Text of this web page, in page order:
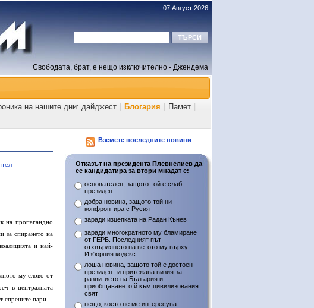
07 Август 2026
Свободата, брат, е нещо изключително - Джендема
на нашите дни: дайджест Блогария Памет
на пропагандно
за спирането на
и най-
му слово от
в централната
спрените пари.
Вземете последните новини
Отказът на президента Плевнелиев да
се кандидатира за втори мнадат е:
основателен, защото той е слаб
президент
добра новина, защото той ни
конфронтира с Русия
заради изцепката на Радан Кънев
заради многократното му бламиране
от ГЕРБ. Последният път -
отхвърлянето на ветото му върху
Изборния кодекс
лоша новина, защото той е достоен
президент и притежава визия за
развитието на България и
приобщаването й към цивилизования
свят
нещо, което не ме интересува